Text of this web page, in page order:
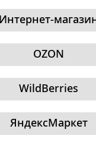
Интернет-
OZON
WildBerries
ЯндексМаркет